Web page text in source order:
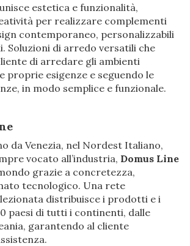
estetica e funzionalità,
per realizzare complementi
contemporaneo, personalizzabili
Soluzioni di arredo versatili che
di arredare gli ambienti
proprie esigenze e seguendo le
in modo semplice e funzionale.
da Venezia, nel Nordest Italiano,
vocato all’industria, Domus Line
grazie a concretezza,
tecnologico. Una rete
distribuisce i prodotti e i
paesi di tutti i continenti, dalle
garantendo al cliente